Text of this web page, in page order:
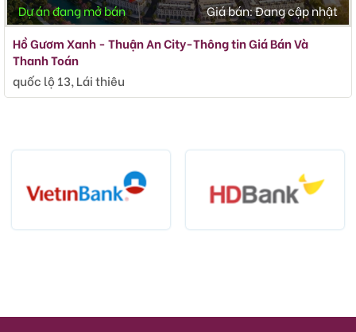
Dự án đang mở bán Giá bán:Đang cập nhật
Hồ Gươm Xanh - Thuận An City-Thông tin Giá Bán Và
Thanh Toán
quốc lộ 13, Lái thiêu